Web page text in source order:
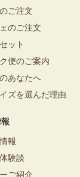
ご注文
のご注文
ット
便のご案内
あなたへ
ズを選んだ理由
報
験談
ご紹介